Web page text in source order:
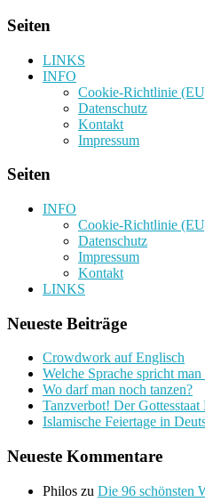
Seiten
LINKS
INFO
Cookie-Richtlinie
Datenschutz
Kontakt
Impressum
Seiten
INFO
Cookie-Richtlinie
Datenschutz
Impressum
Kontakt
LINKS
Neueste Beiträge
Crowdwork auf Englisch
Welche Sprache spricht
Wo darf man noch tanzen?
Tanzverbot! Der
Islamische Feiertage in
Neueste Kommentare
Philos zu Die 96 schönsten